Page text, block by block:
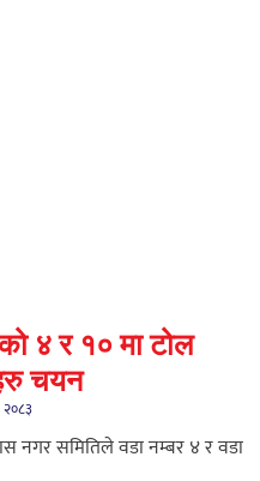
४ र १० मा टोल
चयन
नगर समितिले वडा नम्बर ४ र वडा